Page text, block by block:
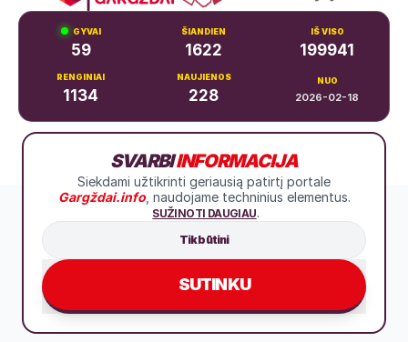
GYVAI
59
ŠIANDIEN
1622
IŠ VISO
199941
RENGINIAI
1134
NAUJIENOS
228
NUO
2026-02-18
+370 683 99766
SVARBIINFORMACIJA
Siekdami užtikrinti geriausią patirtį portale
Gargždai.info, naudojame techninius elementus.
SUŽINOTI DAUGIAU.
Tik būtini
SUTINKU